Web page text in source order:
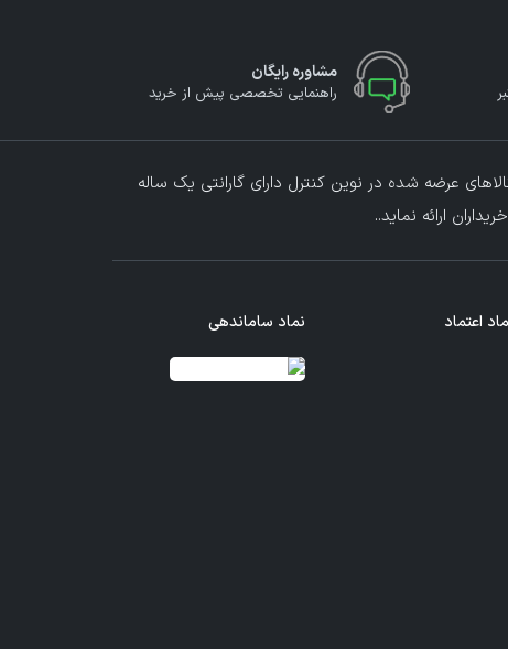
مشاوره رایگان
راهنمایی تخصصی پیش از خرید
عرضه شده در نوین کنترل دارای گارانتی یک ساله
ارائه نماید..
اعتماد نماد ساماندهی